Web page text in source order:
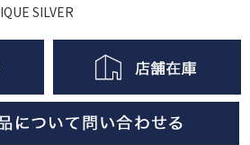
SILVER